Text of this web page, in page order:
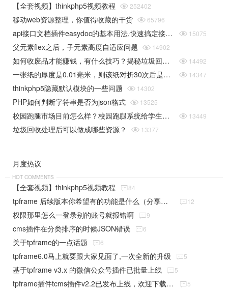
【全套视频】thinkphp5视频教程  252402
移动web资源整理，你值得收藏的干货  65796
api接口文档插件easydoc的基本用法,快速搞定接口文档  15075
父元素flex之后，子元素高度自适应问题  14902
如何收废品才能赚钱，有什么技巧？揭秘垃圾回收行业的一些规则  14492
一张纸的厚度是0.01毫米，则该纸对折30次后是多厚（据说超过珠穆朗玛峰的高度）php实现  14347
thinkphp5隐藏默认模块的一些问题  14302
PHP如何判断字符串是否为json格式  13525
校园跑腿市场目前怎么样？校园跑腿系统给学生带来了哪些便捷？  13449
垃圾回收处理后可以做成哪些资源？  13377
月度热议
HOT COMMENTS
【全套视频】thinkphp5视频教程 84
tpframe 后续版本你希望有的功能是什么（分享贴） 12
权限那里怎么一登录别的账号就报错啊 9
cms插件在分类排序的时候JSON错误 6
关于tpframe的一点话题 6
tpframe6.0马上就要跟大家见面了,一次全新的升级 5
基于tpframe v3.x 的微信公众号插件已批量上线 5
tpframe插件tcms插件v2.2已发布上线，欢迎下载使用 5